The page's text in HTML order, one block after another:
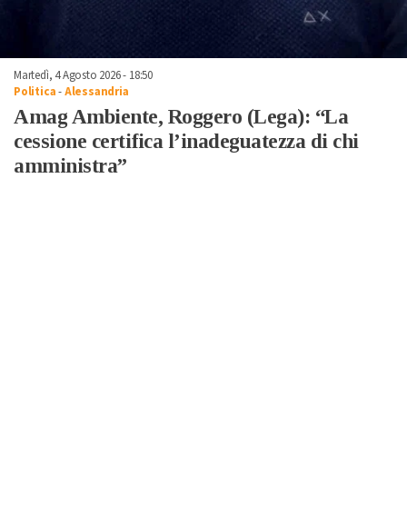
Martedì, 4 Agosto 2026 - 18:50
Politica-Alessandria
Amag Ambiente, Roggero (Lega): “La
cessione certifica l’inadeguatezza di chi
amministra”